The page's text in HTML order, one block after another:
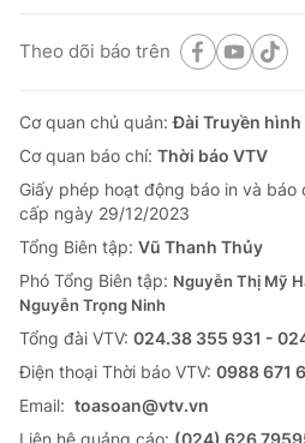
Theo dõi báo trên
Cơ quan chủ quản:Đài Truyền hình
Cơ quan báo chí: Thời báo VTV
Giấy phép hoạt động báo in và báo
cấp ngày 29/12/2023
Tổng Biên tập: Vũ Thanh Thủy
Phó Tổng Biên tập: Nguyễn Thị Mỹ
Nguyễn Trọng Ninh
Tổng đài VTV: 024.38 355 931 -
Ðiện thoại Thời báo VTV: 0988 671
Email: toasoan@vtv.vn
Liên hệ quảng cáo: (024) 626